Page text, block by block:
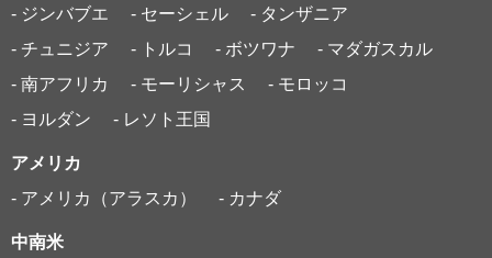
- ジンバブエ
- セーシェル
- タンザニア
- チュニジア
- トルコ - ボツワナ
- マダガスカル
- 南アフリカ
- モーリシャス
- モロッコ
- ヨルダン
- レソト王国
アメリカ
- アメリカ（アラスカ）
- カナダ
中南米